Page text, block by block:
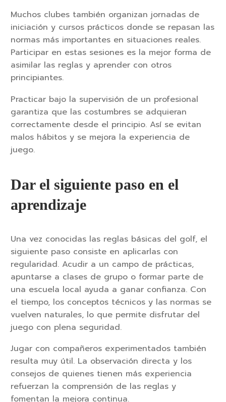
Muchos clubes también organizan jornadas de
iniciación y cursos prácticos donde se repasan las
normas más importantes en situaciones reales.
Participar en estas sesiones es la mejor forma de
asimilar las reglas y aprender con otros
principiantes.
Practicar bajo la supervisión de un profesional
garantiza que las costumbres se adquieran
correctamente desde el principio. Así se evitan
malos hábitos y se mejora la experiencia de
juego.
Dar el siguiente paso en el
aprendizaje
Una vez conocidas las reglas básicas del golf, el
siguiente paso consiste en aplicarlas con
regularidad. Acudir a un campo de prácticas,
apuntarse a clases de grupo o formar parte de
una escuela local ayuda a ganar confianza. Con
el tiempo, los conceptos técnicos y las normas se
vuelven naturales, lo que permite disfrutar del
juego con plena seguridad.
Jugar con compañeros experimentados también
resulta muy útil. La observación directa y los
consejos de quienes tienen más experiencia
refuerzan la comprensión de las reglas y
fomentan la mejora continua.